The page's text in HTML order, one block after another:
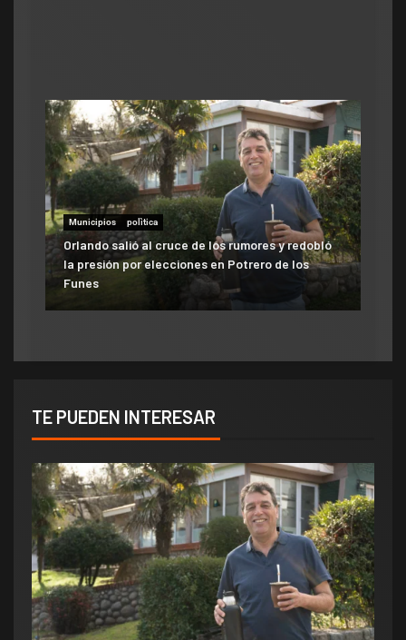
Municipios polìtica
Orlando salió al cruce de los rumores y redobló
la presión por elecciones en Potrero de los
Funes
Municipios
ATE salió con los tapones de punta contra el
aumento del 10% que otorgó la Municipalidad:
«Consolida salarios de pobreza»
TE PUEDEN INTERESAR